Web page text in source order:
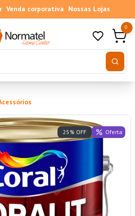
Venda corporativa Nossas Lojas
0
25% OFF Oferta